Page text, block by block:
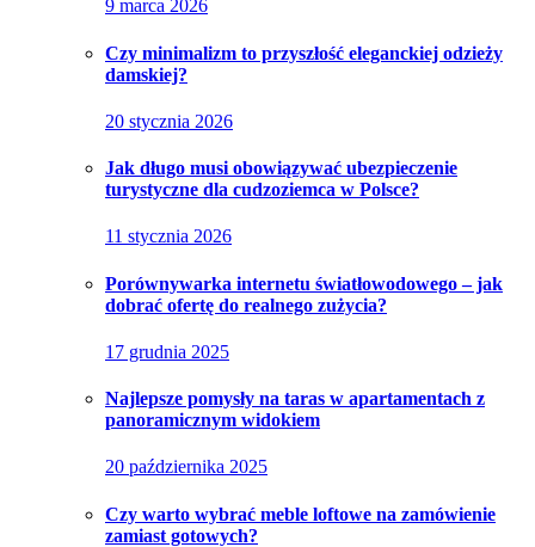
9 marca 2026
Czy minimalizm to przyszłość eleganckiej odzieży
damskiej?
20 stycznia 2026
Jak długo musi obowiązywać ubezpieczenie
turystyczne dla cudzoziemca w Polsce?
11 stycznia 2026
Porównywarka internetu światłowodowego – jak
dobrać ofertę do realnego zużycia?
17 grudnia 2025
Najlepsze pomysły na taras w apartamentach z
panoramicznym widokiem
20 października 2025
Czy warto wybrać meble loftowe na zamówienie
zamiast gotowych?